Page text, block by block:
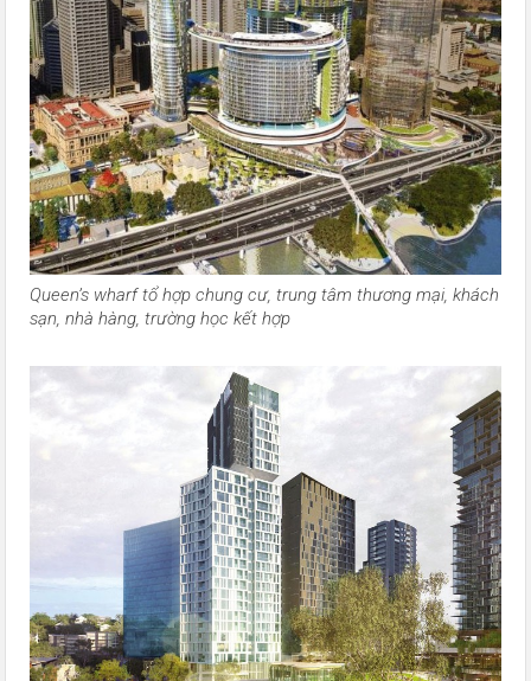
Queen’s wharf tổ hợp chung cư, trung tâm thương mại, khách
sạn, nhà hàng, trường học kết hợp